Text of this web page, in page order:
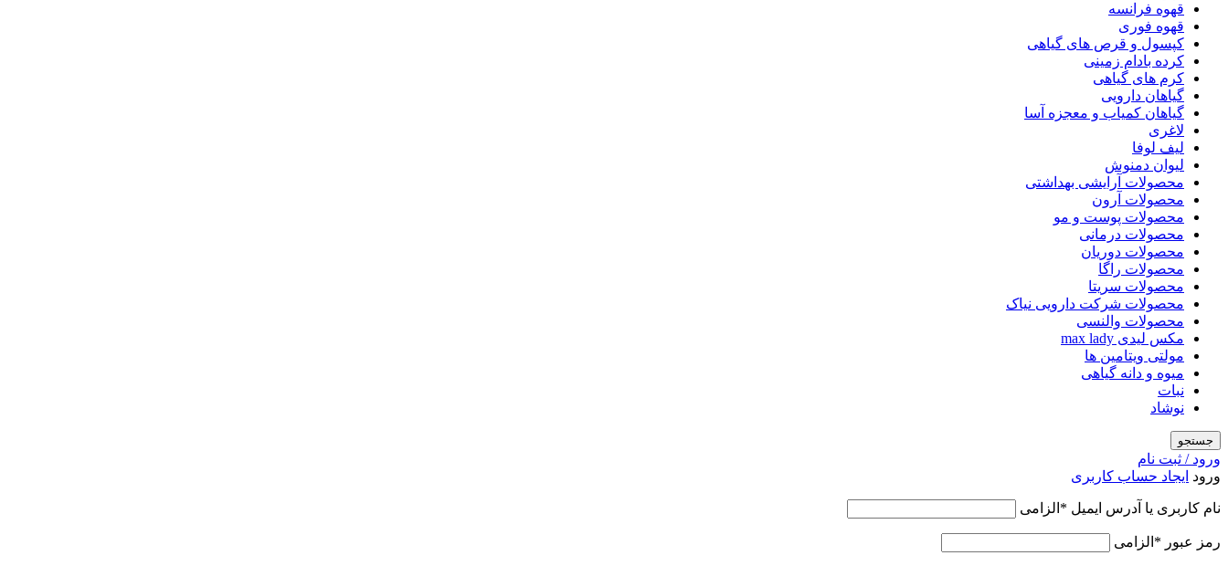
قهوه فرانسه
قهوه فوری
کپسول و قرص های گیاهی
کرده بادام زمینی
کرم های گیاهی
گیاهان دارویی
گیاهان کمیاب و معجزه آسا
لاغری
لیف لوفا
لیوان دمنوش
محصولات آرایشی بهداشتی
محصولات آرون
محصولات پوست و مو
محصولات درمانی
محصولات دوریان
محصولات راگا
محصولات سریتا
محصولات شرکت دارویی نیاک
محصولات والنسی
مکس لیدی max lady
مولتی ویتامین ها
میوه و دانه گیاهی
نبات
نوشاد
جستجو
ورود / ثبت نام
ورود ایجاد حساب کاربری
نام کاربری یا آدرس ایمیل * الزامی
رمز عبور * الزامی